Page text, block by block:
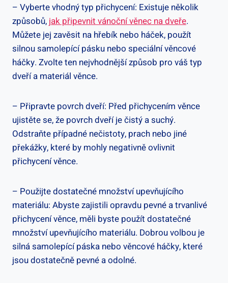
– Vyberte vhodný typ přichycení: Existuje několik
způsobů, jak⁢ připevnit vánoční věnec na ⁣dveře.
Můžete jej zavěsit na hřebík nebo háček, použít
silnou samolepící pásku nebo speciální věncové
háčky. Zvolte ⁢ten nejvhodnější způsob pro váš typ
dveří a materiál věnce.
– Připravte‍ povrch ‍dveří: Před přichycením věnce
ujistěte se, že povrch dveří⁢ je čistý a suchý.
Odstraňte případné nečistoty, prach nebo jiné
překážky, které by mohly negativně⁢ ovlivnit
přichycení věnce.
– Použijte dostatečné množství upevňujícího
materiálu: Abyste zajistili opravdu ⁣pevné a trvanlivé
přichycení ⁢věnce, měli byste použít dostatečné
množství upevňujícího materiálu. Dobrou volbou je
silná samolepící páska nebo věncové háčky, které
‌jsou dostatečně pevné a odolné.